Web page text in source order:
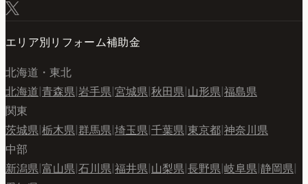
エリア別リフォーム補助金
北海道・東北
北海道 青森県 岩手県 宮城県 秋田県 山形県 福島県
関東
茨城県 栃木県 群馬県 埼玉県 千葉県 東京都 神奈川県
中部
新潟県 富山県 石川県 福井県 山梨県 長野県 岐阜県 静岡県